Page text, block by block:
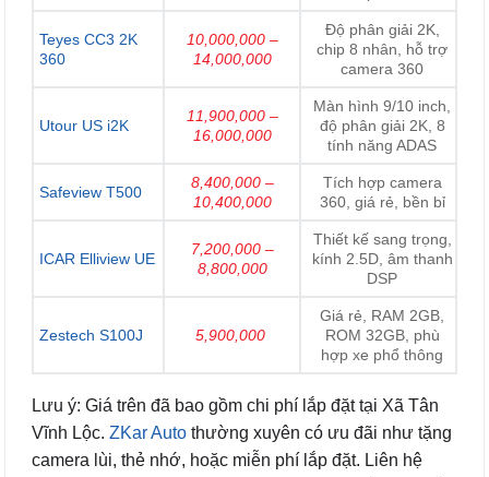
Teyes CC3 2K
360
10,000,000 –
14,000,000
Độ phân giải 2K,
chip 8 nhân, hỗ trợ
camera 360
Utour US i2K
11,900,000 –
16,000,000
Màn hình 9/10 inch,
độ phân giải 2K, 8
tính năng ADAS
Safeview T500
8,400,000 –
10,400,000
Tích hợp camera
360, giá rẻ, bền bỉ
ICAR Elliview UE
7,200,000 –
8,800,000
Thiết kế sang trọng,
kính 2.5D, âm thanh
DSP
Zestech S100J 5,900,000
Giá rẻ, RAM 2GB,
ROM 32GB, phù
hợp xe phổ thông
Lưu ý: Giá trên đã bao gồm chi phí lắp đặt tại Xã Tân
Vĩnh Lộc. ZKar Auto thường xuyên có ưu đãi như tặng
camera lùi, thẻ nhớ, hoặc miễn phí lắp đặt. Liên hệ